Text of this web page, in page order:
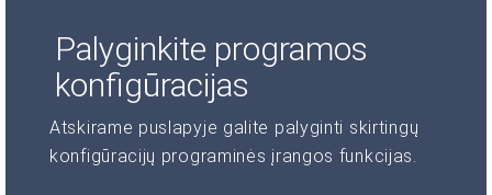
Palyginkite programos
konfigūracijas
Atskirame puslapyje galite palyginti skirtingų
konfigūracijų programinės įrangos funkcijas.